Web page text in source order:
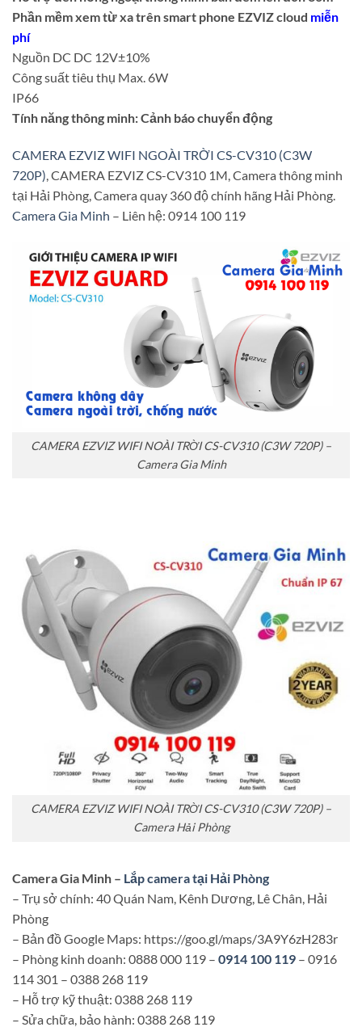
Phần mềm xem từ xa trên smart phone EZVIZ cloud miễn
phí
Nguồn DC DC 12V±10%
Công suất tiêu thụ Max. 6W
IP66
Tính năng thông minh: Cảnh báo chuyển động
CAMERA EZVIZ WIFI NGOÀI TRỜI CS-CV310 (C3W
720P) , CAMERA EZVIZ CS-CV310 1M, Camera thông minh
tại Hải Phòng, Camera quay 360 độ chính hãng Hải Phòng.
Camera Gia Minh – Liên hệ: 0914 100 119
CAMERA EZVIZ WIFI NOÀI TRỜI CS-CV310 (C3W 720P) –
Camera Gia Minh
CAMERA EZVIZ WIFI NOÀI TRỜI CS-CV310 (C3W 720P) –
Camera Hải Phòng
Camera Gia Minh – Lắp camera tại Hải Phòng
– Trụ sở chính: 40 Quán Nam, Kênh Dương, Lê Chân, Hải
Phòng
– Bản đồ Google Maps: https://goo.gl/maps/3A9Y6zH283r
– Phòng kinh doanh: 0888 000 119 – 0914 100 119 – 0916
114 301 – 0388 268 119
– Hỗ trợ kỹ thuật: 0388 268 119
– Sửa chữa, bảo hành: 0388 268 119